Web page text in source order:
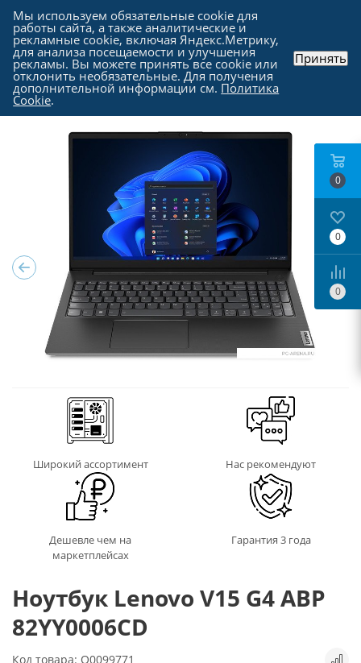
Каталог - Ноутбуки, моноблоки и прочие
-
Ноутбуки в Москве
Широкий ассортимент Нас рекомендуют
Дешевле чем на
маркетплейсах
Гарантия 3 года
Ноутбук Lenovo V15 G4 ABP
82YY0006CD
Код товара: Q0099771
0
0
0
Мы используем обязательные cookie для
работы сайта, а также аналитические и
рекламные cookie, включая Яндекс.Метрику,
для анализа посещаемости и улучшения
рекламы. Вы можете принять все cookie или
отклонить необязательные. Для получения
дополнительной информации см. Политика
Cookie.
Принять